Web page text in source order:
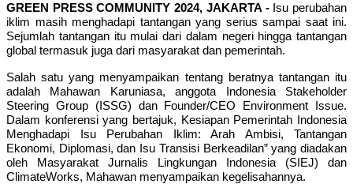
GREEN PRESS COMMUNITY 2024, JAKARTA - Isu perubahan
iklim masih menghadapi tantangan yang serius sampai saat ini.
Sejumlah tantangan itu mulai dari dalam negeri hingga tantangan
global termasuk juga dari masyarakat dan pemerintah.
Salah satu yang menyampaikan tentang beratnya tantangan itu
adalah Mahawan Karuniasa, anggota Indonesia Stakeholder
Steering Group (ISSG) dan Founder/CEO Environment Issue.
Dalam konferensi yang bertajuk, Kesiapan Pemerintah Indonesia
Menghadapi Isu Perubahan Iklim: Arah Ambisi, Tantangan
Ekonomi, Diplomasi, dan Isu Transisi Berkeadilan” yang diadakan
oleh Masyarakat Jurnalis Lingkungan Indonesia (SIEJ) dan
ClimateWorks, Mahawan menyampaikan kegelisahannya.